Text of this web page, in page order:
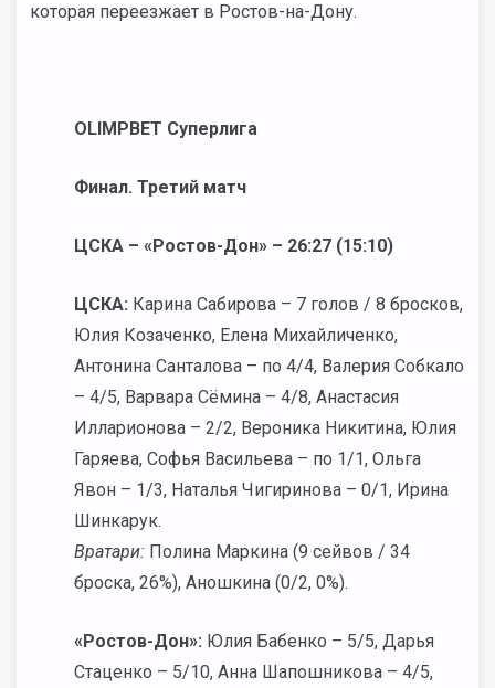
которая переезжает в Ростов-на-Дону.
OLIMPBET Суперлига
Финал. Третий матч
ЦСКА – «Ростов-Дон» – 26:27 (15:10)
ЦСКА: Карина Сабирова – 7 голов / 8 бросков,
Юлия Козаченко, Елена Михайличенко,
Антонина Санталова – по 4/4, Валерия Собкало
– 4/5, Варвара Сёмина – 4/8, Анастасия
Илларионова – 2/2, Вероника Никитина, Юлия
Гаряева, Софья Васильева – по 1/1, Ольга
Явон – 1/3, Наталья Чигиринова – 0/1, Ирина
Шинкарук.
Вратари: Полина Маркина (9 сейвов / 34
броска, 26%), Аношкина (0/2, 0%).
«Ростов-Дон»: Юлия Бабенко – 5/5, Дарья
Стаценко – 5/10, Анна Шапошникова – 4/5,